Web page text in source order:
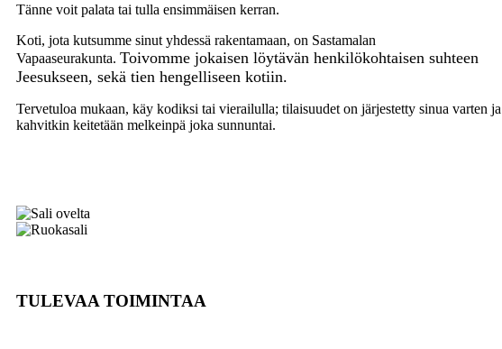
Tänne voit palata tai tulla ensimmäisen kerran.
Koti, jota kutsumme sinut yhdessä rakentamaan, on Sastamalan
Vapaaseurakunta. Toivomme jokaisen löytävän henkilökohtaisen suhteen
Jeesukseen, sekä tien hengelliseen kotiin.
Tervetuloa mukaan, käy kodiksi tai vierailulla; tilaisuudet on järjestetty sinua varten ja
kahvitkin keitetään melkeinpä joka sunnuntai.
TULEVAA TOIMINTAA